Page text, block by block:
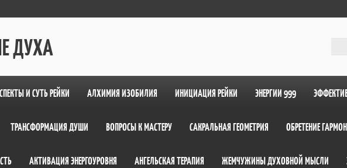
ДУХА
И СУТЬ РЕЙКИ АЛХИМИЯ ИЗОБИЛИЯ ИНИЦИАЦИЯ РЕЙКИ ЭНЕРГИИ 999
ТРАНСФОРМАЦИЯ ДУШИ ВОПРОСЫ К МАСТЕРУ САКРАЛЬНАЯ ГЕОМЕТРИЯ ОБРЕТЕНИЕ
АКТИВАЦИЯ ЭНЕРГОУРОВНЯ АНГЕЛЬСКАЯ ТЕРАПИЯ ЖЕМЧУЖИНЫ ДУХОВНОЙ МЫСЛИ